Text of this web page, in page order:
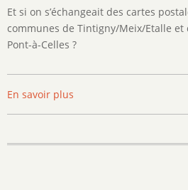
Et si on s’échangeait des cartes
communes de Tintigny/Meix/Etalle et
Pont-à-Celles ?
En savoir plus
Et
on